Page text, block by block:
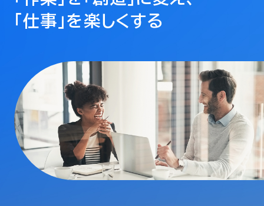
「仕事」を楽しくする